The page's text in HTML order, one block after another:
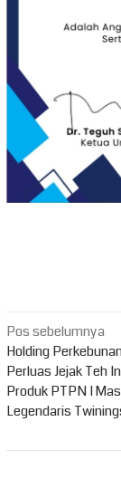
Navigasi
pos
Pos sebelumnya
Holding
Perluas Jejak Teh
Produk PTPN I
Legendaris